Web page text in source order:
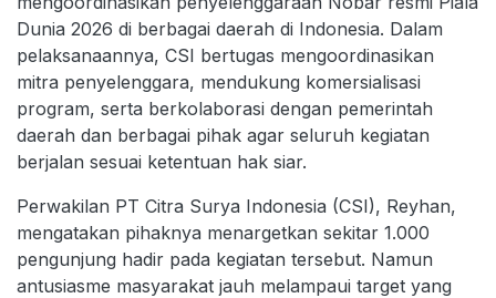
Dunia 2026 di berbagai daerah di Indonesia. Dalam
pelaksanaannya, CSI bertugas mengoordinasikan
mitra penyelenggara, mendukung komersialisasi
program, serta berkolaborasi dengan pemerintah
daerah dan berbagai pihak agar seluruh kegiatan
berjalan sesuai ketentuan hak siar.
Perwakilan PT Citra Surya Indonesia (CSI), Reyhan,
mengatakan pihaknya menargetkan sekitar 1.000
pengunjung hadir pada kegiatan tersebut. Namun
antusiasme masyarakat jauh melampaui target yang